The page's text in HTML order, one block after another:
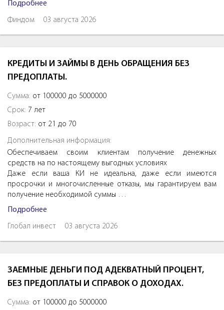
Подробнее
Финдом 03 августа 2026
КРЕДИТЫ И ЗАЙМЫ В ДЕНЬ ОБРАЩЕНИЯ БЕЗ
ПРЕДОПЛАТЫ.
Сумма: от 100000 до 5000000
Срок: 7 лет
Возраст: от 21 до 70
Дополнительная информация:
Обеспечиваем своим клиентам получение денежных
средств на по настоящему выгодных условиях
Даже если ваша КИ не идеальна, даже если имеются
просрочки и многочисленные отказы, мы гарантируем вам
получение необходимой суммы …
Подробнее
Глобал инвест 03 августа 2026
ЗАЕМНЫЕ ДЕНЬГИ ПОД АДЕКВАТНЫЙ ПРОЦЕНТ,
БЕЗ ПРЕДОПЛАТЫ И СПРАВОК О ДОХОДАХ.
Сумма: от 100000 до 5000000